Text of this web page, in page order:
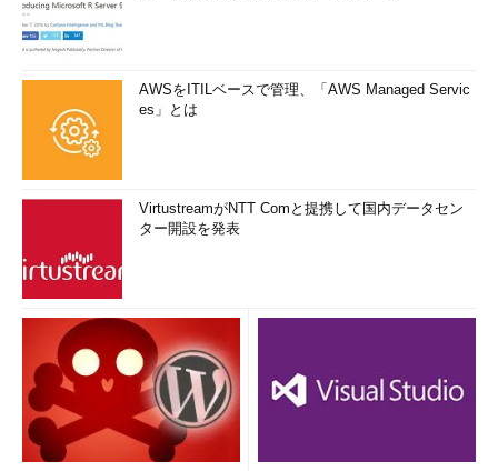
AWSをITILベースで管理、「AWS Managed Servic
es」とは
VirtustreamがNTT Comと提携して国内データセン
ター開設を発表